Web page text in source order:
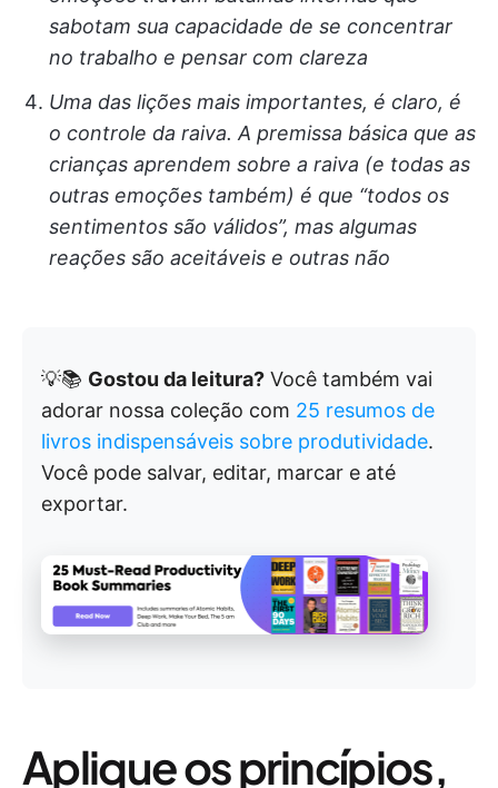
sabotam sua capacidade de se concentrar
no trabalho e pensar com clareza
Uma das lições mais importantes, é claro, é
o controle da raiva. A premissa básica que as
crianças aprendem sobre a raiva (e todas as
outras emoções também) é que “todos os
sentimentos são válidos”, mas algumas
reações são aceitáveis e outras não
💡📚 Gostou da leitura? Você também vai
adorar nossa coleção com 25 resumos de
livros indispensáveis sobre produtividade.
Você pode salvar, editar, marcar e até
exportar.
Aplique os princípios,